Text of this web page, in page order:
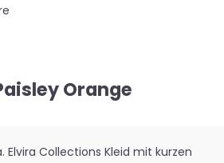
Orange
Elvira Collections Kleid mit kurzen